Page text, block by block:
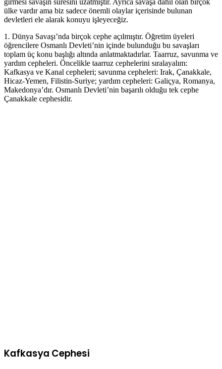
girmesi savaşın süresini uzatmıştır. Ayrıca savaşa dahil olan birçok
ülke vardır ama biz sadece önemli olaylar içerisinde bulunan
devletleri ele alarak konuyu işleyeceğiz.
1. Dünya Savaşı’nda birçok cephe açılmıştır. Öğretim üyeleri
öğrencilere Osmanlı Devleti’nin içinde bulunduğu bu savaşları
toplam üç konu başlığı altında anlatmaktadırlar. Taarruz, savunma ve
yardım cepheleri. Öncelikle taarruz cephelerini sıralayalım:
Kafkasya ve Kanal cepheleri; savunma cepheleri: Irak, Çanakkale,
Hicaz-Yemen, Filistin-Suriye; yardım cepheleri: Galiçya, Romanya,
Makedonya’dır. Osmanlı Devleti’nin başarılı olduğu tek cephe
Çanakkale cephesidir.
Kafkasya Cephesi